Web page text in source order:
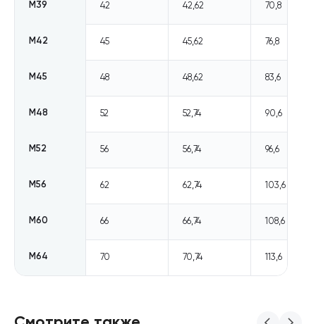
М39 42 42,62 70,8
М42 45 45,62 76,8
М45 48 48,62 83,6
М48 52 52,74 90,6
М52 56 56,74 96,6
М56 62 62,74 103,6
М60 66 66,74 108,6
М64 70 70,74 113,6